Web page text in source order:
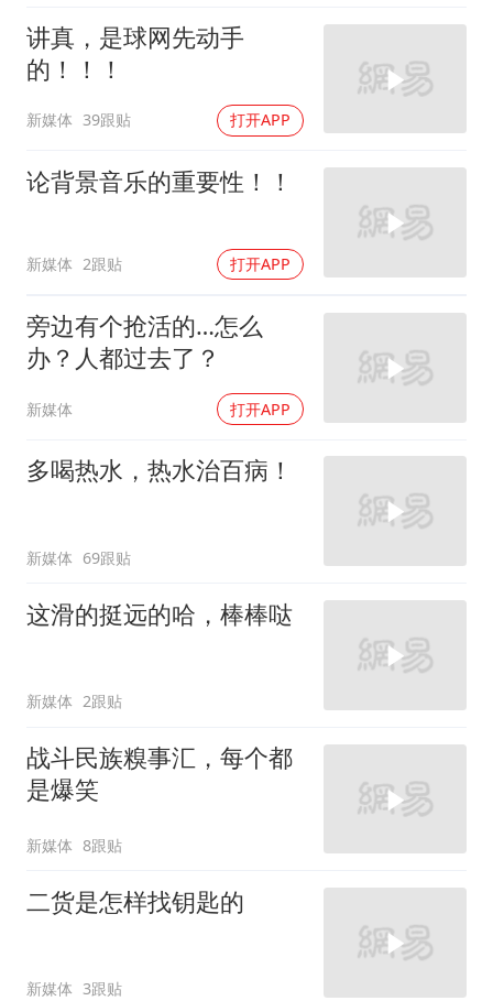
讲真，是球网先动手
的！！！
新媒体 39跟贴 打开APP
论背景音乐的重要性！！
新媒体 2跟贴 打开APP
旁边有个抢活的…怎么
办？人都过去了？
新媒体 打开APP
多喝热水，热水治百病！
新媒体 69跟贴
这滑的挺远的哈，棒棒哒
新媒体 2跟贴
战斗民族糗事汇，每个都
是爆笑
新媒体 8跟贴
二货是怎样找钥匙的
新媒体 3跟贴